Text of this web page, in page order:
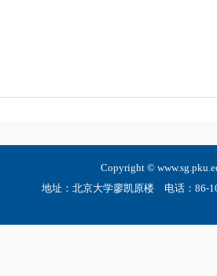
Copyright ©
地址：北京大学廖凯原楼 电话：86-